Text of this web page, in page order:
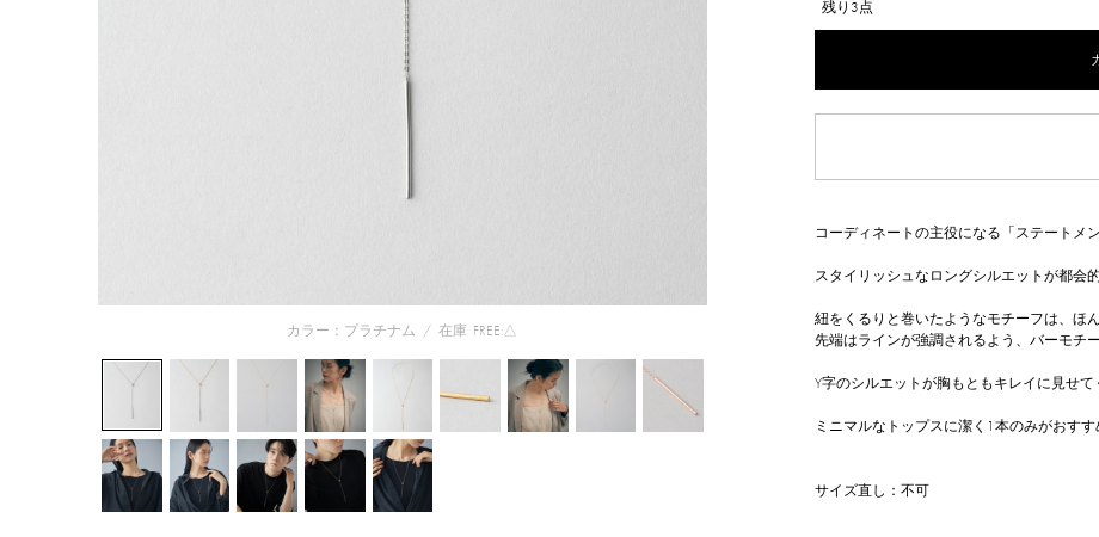
カラー：プラチナム / 在庫 FREE:△
残り3点
コーディネートの主役になる「ステートメ
スタイリッシュなロングシルエットが都会的
紐をくるりと巻いたようなモチーフは、ほ
先端はラインが強調されるよう、バーモチ
Y字のシルエットが胸もともキレイに見せて
ミニマルなトップスに潔く1本のみがおすす
サイズ直し：不可